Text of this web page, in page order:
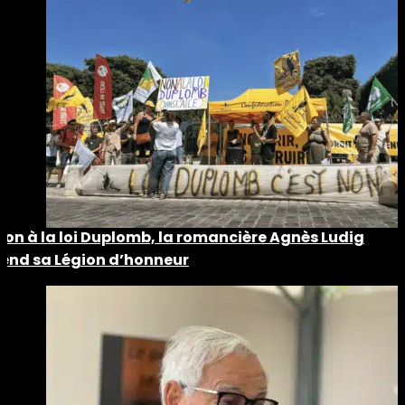
à la loi Duplomb, la romancière Agnès Ludig
sa Légion d’honneur